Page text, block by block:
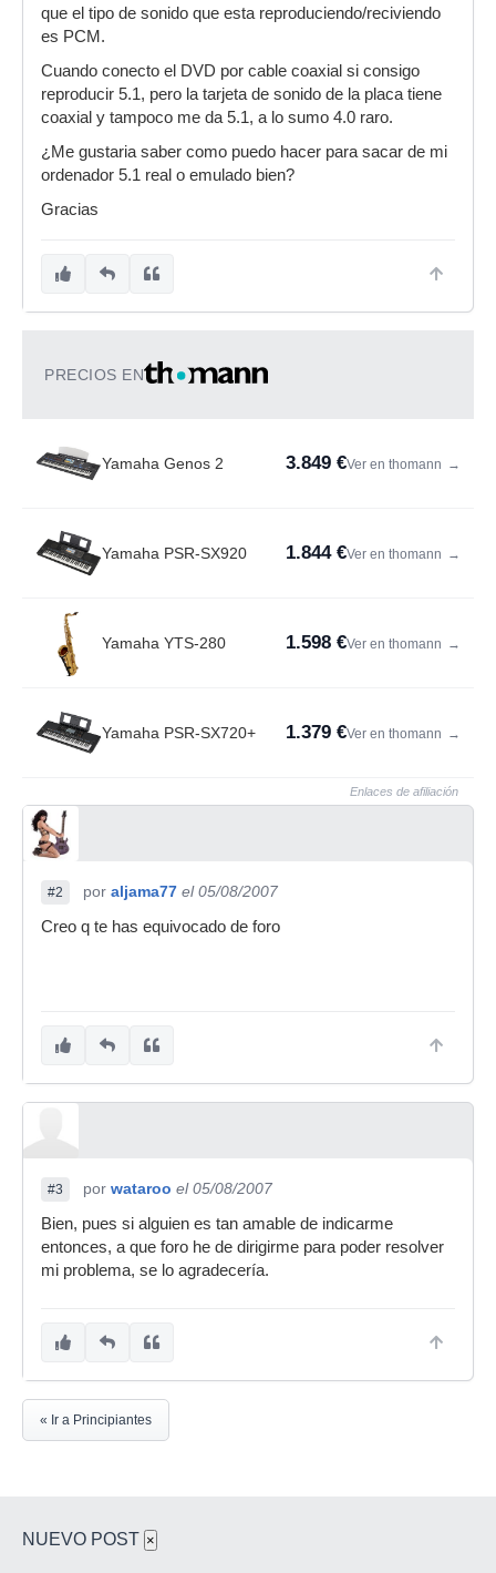
que el tipo de sonido que esta reproduciendo/reciviendo
es PCM.
Cuando conecto el DVD por cable coaxial si consigo
reproducir 5.1, pero la tarjeta de sonido de la placa tiene
coaxial y tampoco me da 5.1, a lo sumo 4.0 raro.
¿Me gustaria saber como puedo hacer para sacar de mi
ordenador 5.1 real o emulado bien?
Gracias
PRECIOS EN
Yamaha Genos 2 3.849 €Ver en thomann →
Yamaha PSR-SX920 1.844 €Ver en thomann →
Yamaha YTS-280 1.598 €Ver en thomann →
Yamaha PSR-SX720+ 1.379 €Ver en thomann →
Enlaces de afiliación
#2 por aljama77 el 05/08/2007
Creo q te has equivocado de foro
#3 por wataroo el 05/08/2007
Bien, pues si alguien es tan amable de indicarme
entonces, a que foro he de dirigirme para poder resolver
mi problema, se lo agradecería.
« Ir a Principiantes
NUEVO POST ×